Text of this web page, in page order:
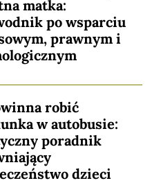
matka:
po wsparciu
prawnym i
robić
w autobusie:
poradnik
dzieci